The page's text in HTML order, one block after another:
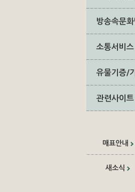
방송속문화
소통서비스
유물기증/
관련사이트
매표안내
새소식